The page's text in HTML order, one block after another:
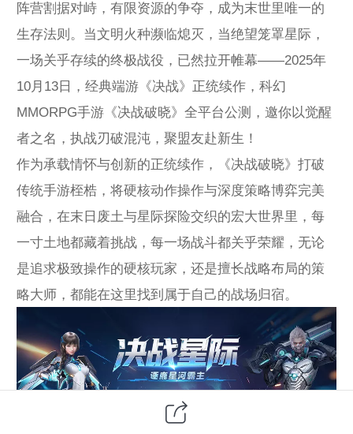
阵营割据对峙，有限资源的争夺，成为末世里唯一的
生存法则。当文明火种濒临熄灭，当绝望笼罩星际，
一场关乎存续的终极战役，已然拉开帷幕——2025年
10月13日，经典端游《决战》正统续作，科幻
MMORPG手游《决战破晓》全平台公测，邀你以觉醒
者之名，执战刃破混沌，聚盟友赴新生！
作为承载情怀与创新的正统续作，《决战破晓》打破
传统手游桎梏，将硬核动作操作与深度策略博弈完美
融合，在末日废土与星际探险交织的宏大世界里，每
一寸土地都藏着挑战，每一场战斗都关乎荣耀，无论
是追求极致操作的硬核玩家，还是擅长战略布局的策
略大师，都能在这里找到属于自己的战场归宿。